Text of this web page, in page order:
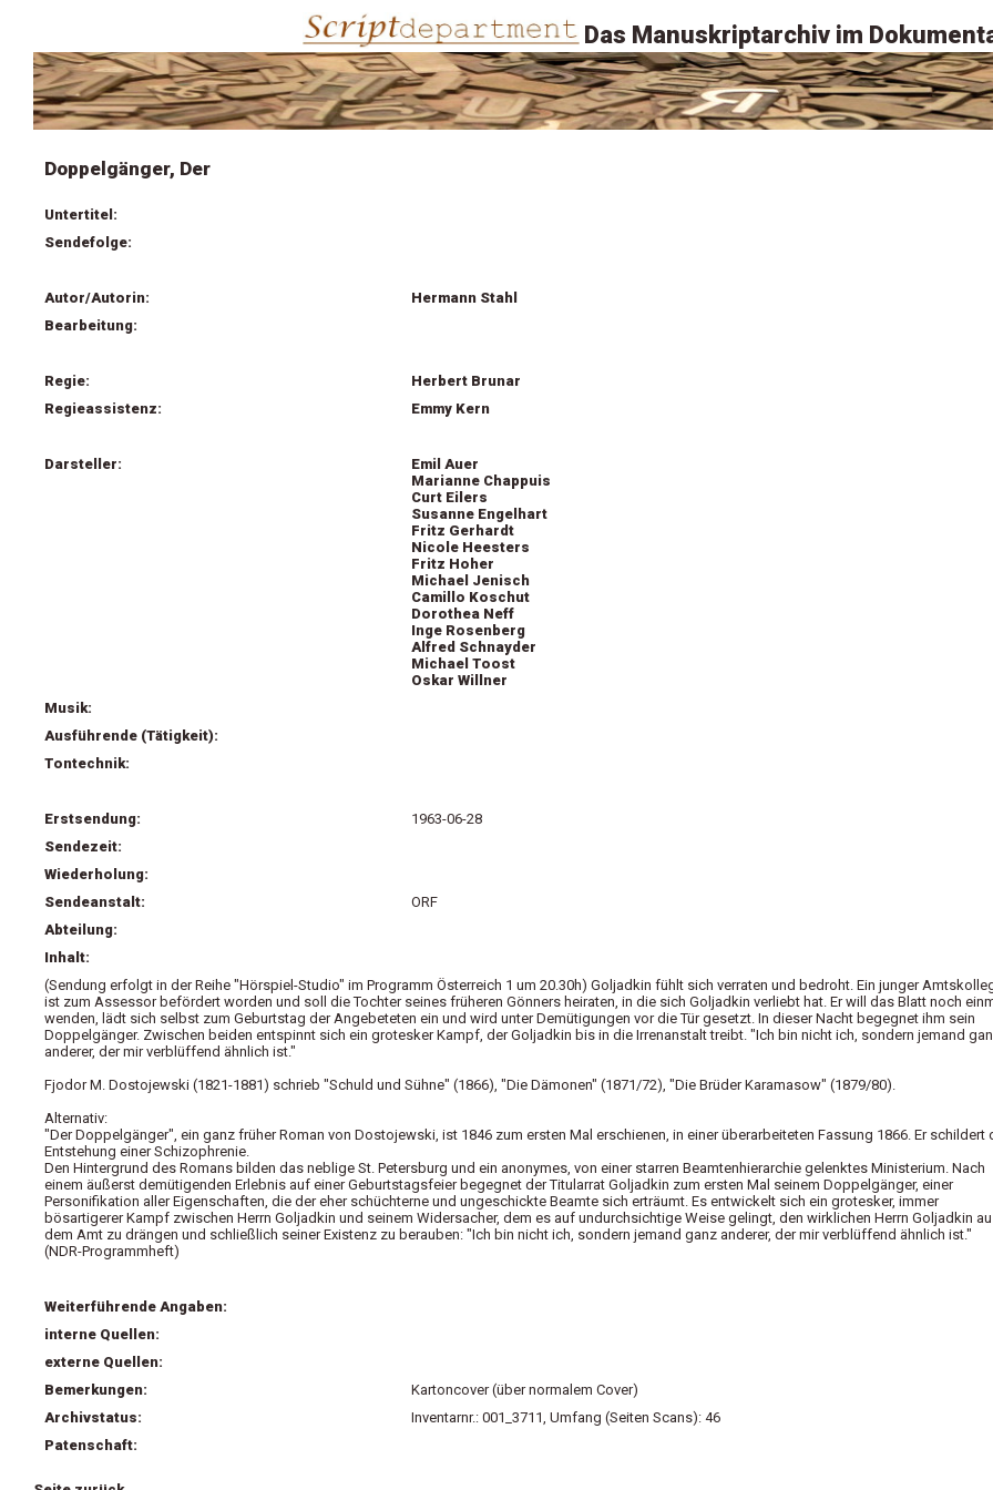
Das Manuskriptarchiv im
Doppelgänger, Der
Untertitel:
Sendefolge:
Autor/Autorin:
Hermann Stahl
Bearbeitung:
Regie:
Herbert Brunar
Regieassistenz:
Emmy Kern
Darsteller:
Emil Auer
Marianne Chappuis
Curt Eilers
Susanne Engelhart
Fritz Gerhardt
Nicole Heesters
Fritz Hoher
Michael Jenisch
Camillo Koschut
Dorothea Neff
Inge Rosenberg
Alfred Schnayder
Michael Toost
Oskar Willner
Musik:
Ausführende (Tätigkeit):
Tontechnik:
Erstsendung:
1963-06-28
Sendezeit:
Wiederholung:
Sendeanstalt:
ORF
Abteilung:
Inhalt:
(Sendung erfolgt in der Reihe "Hörspiel-Studio" im Programm Österreich 1 um 20.30h) Goljadkin fühlt sich verraten und bedroht. Ein junger
ist zum Assessor befördert worden und soll die Tochter seines früheren Gönners heiraten, in die sich Goljadkin verliebt hat. Er will das Blatt noch
wenden, lädt sich selbst zum Geburtstag der Angebeteten ein und wird unter Demütigungen vor die Tür gesetzt. In dieser Nacht begegnet ihm sein
Doppelgänger. Zwischen beiden entspinnt sich ein grotesker Kampf, der Goljadkin bis in die Irrenanstalt treibt. "Ich bin nicht ich, sondern jemand
anderer, der mir verblüffend ähnlich ist."
Fjodor M. Dostojewski (1821-1881) schrieb "Schuld und Sühne" (1866), "Die Dämonen" (1871/72), "Die Brüder Karamasow" (1879/80).
Alternativ:
"Der Doppelgänger", ein ganz früher Roman von Dostojewski, ist 1846 zum ersten Mal erschienen, in einer überarbeiteten Fassung 1866. Er schildert
Entstehung einer Schizophrenie.
Den Hintergrund des Romans bilden das neblige St. Petersburg und ein anonymes, von einer starren Beamtenhierarchie gelenktes Ministerium. Nach
einem äußerst demütigenden Erlebnis auf einer Geburtstagsfeier begegnet der Titularrat Goljadkin zum ersten Mal seinem Doppelgänger, einer
Personifikation aller Eigenschaften, die der eher schüchterne und ungeschickte Beamte sich erträumt. Es entwickelt sich ein grotesker, immer
bösartigerer Kampf zwischen Herrn Goljadkin und seinem Widersacher, dem es auf undurchsichtige Weise gelingt, den wirklichen Herrn Goljadkin
dem Amt zu drängen und schließlich seiner Existenz zu berauben: "Ich bin nicht ich, sondern jemand ganz anderer, der mir verblüffend ähnlich ist."
(NDR-Programmheft)
Weiterführende Angaben:
interne Quellen:
externe Quellen:
Bemerkungen:
Kartoncover (über normalem Cover)
Archivstatus:
Inventarnr.: 001_3711, Umfang (Seiten Scans): 46
Patenschaft: